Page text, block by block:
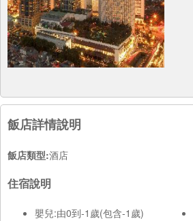
飯店詳情說明
飯店類型:酒店
住宿說明
嬰兒:由0到-1歲(包含-1歲)